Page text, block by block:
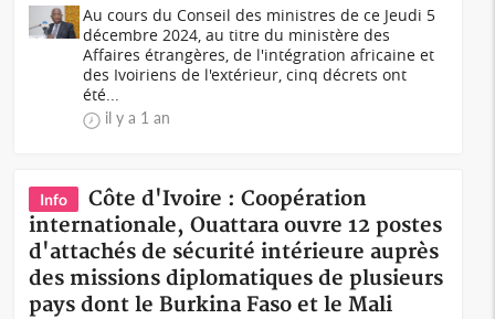
Au cours du Conseil des ministres de ce Jeudi 5
décembre 2024, au titre du ministère des
Affaires étrangères, de l'intégration africaine et
des Ivoiriens de l'extérieur, cinq décrets ont
été...
il y a 1 an
Info
Côte d'Ivoire : Coopération
internationale, Ouattara ouvre 12 postes
d'attachés de sécurité intérieure auprès
des missions diplomatiques de plusieurs
pays dont le Burkina Faso et le Mali